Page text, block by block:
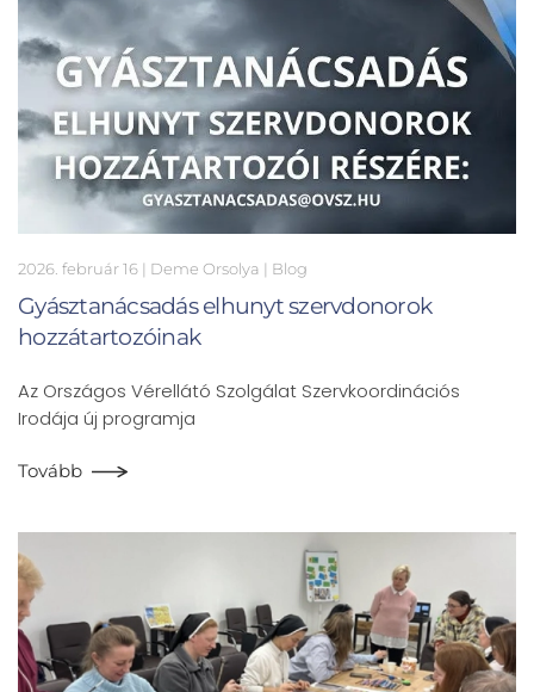
2026. február 16 | Deme Orsolya | Blog
Gyásztanácsadás elhunyt szervdonorok
hozzátartozóinak
Az Országos Vérellátó Szolgálat Szervkoordinációs
Irodája új programja
Tovább